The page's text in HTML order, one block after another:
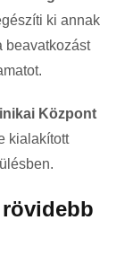
ki annak
beavatkozást
Központ
kialakított